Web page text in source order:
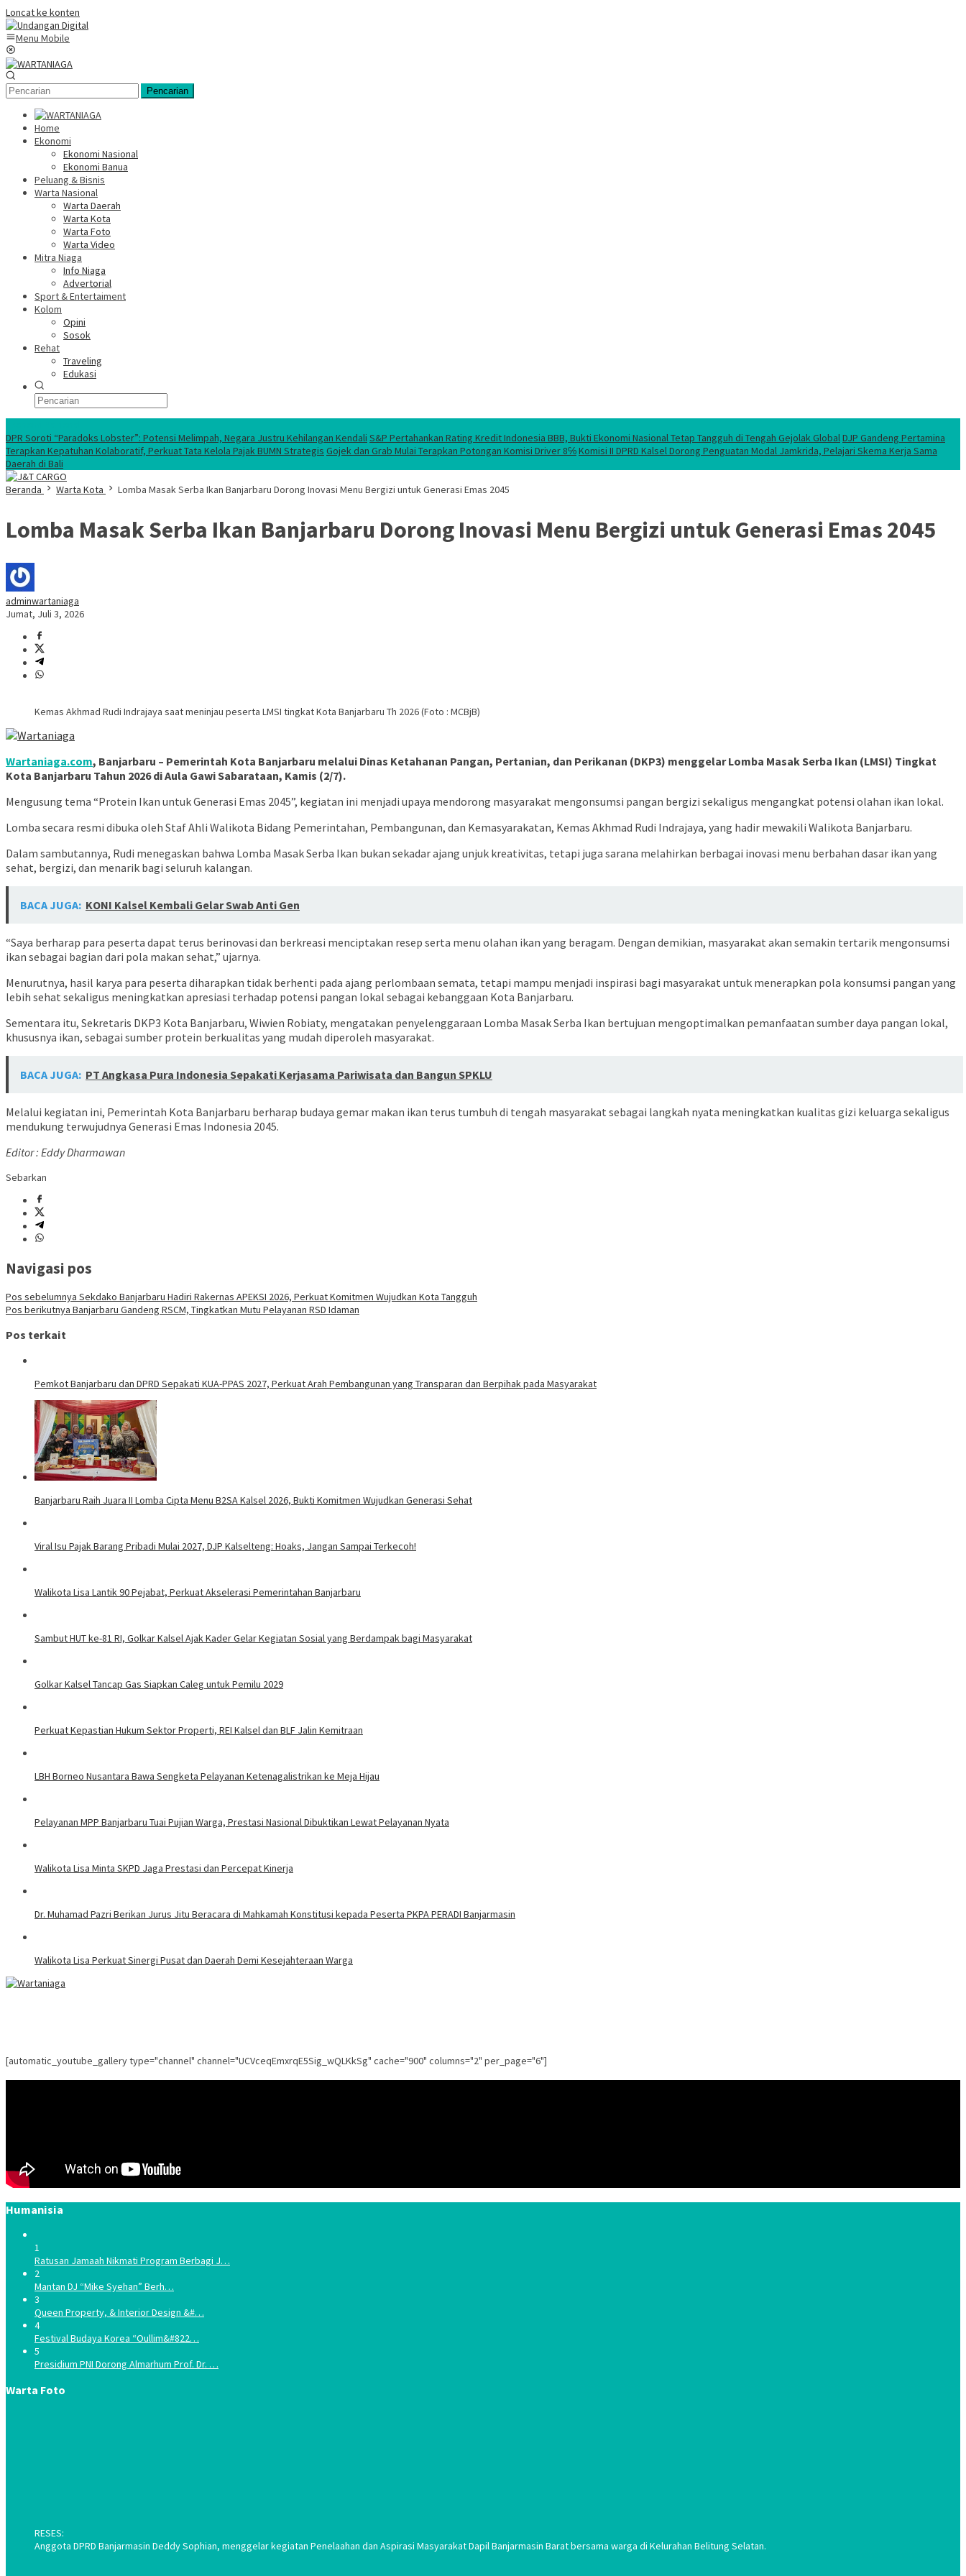
Loncat ke konten
Menu Mobile
Pencarian
Home
Ekonomi
Ekonomi Nasional
Ekonomi Banua
Peluang & Bisnis
Warta Nasional
Warta Daerah
Warta Kota
Warta Foto
Warta Video
Mitra Niaga
Info Niaga
Advertorial
Sport & Entertaiment
Kolom
Opini
Sosok
Rehat
Traveling
Edukasi
DPR Soroti “Paradoks Lobster”: Potensi Melimpah, Negara Justru Kehilangan Kendali S&P Pertahankan Rating Kredit Indonesia BBB, Bukti Ekonomi Nasional Tetap Tangguh di Tengah Gejolak GlobalDJP Gandeng Pertamina
Terapkan Kepatuhan Kolaboratif, Perkuat Tata Kelola Pajak BUMN Strategis Gojek dan Grab Mulai Terapkan Potongan Komisi Driver 8℅Komisi II DPRD Kalsel Dorong Penguatan Modal Jamkrida, Pelajari Skema Kerja Sama
Daerah di Bali
Beranda
Warta Kota Lomba Masak Serba Ikan Banjarbaru Dorong Inovasi Menu Bergizi untuk Generasi Emas 2045
Lomba Masak Serba Ikan Banjarbaru Dorong Inovasi Menu Bergizi untuk Generasi Emas 2045
adminwartaniaga
Jumat, Juli 3, 2026
Kemas Akhmad Rudi Indrajaya saat meninjau peserta LMSI tingkat Kota Banjarbaru Th 2026 (Foto : MCBjB)
Wartaniaga.com, Banjarbaru – Pemerintah Kota Banjarbaru melalui Dinas Ketahanan Pangan, Pertanian, dan Perikanan (DKP3) menggelar Lomba Masak Serba Ikan (LMSI) Tingkat
Kota Banjarbaru Tahun 2026 di Aula Gawi Sabarataan, Kamis (2/7).
Mengusung tema “Protein Ikan untuk Generasi Emas 2045”, kegiatan ini menjadi upaya mendorong masyarakat mengonsumsi pangan bergizi sekaligus mengangkat potensi olahan ikan lokal.
Lomba secara resmi dibuka oleh Staf Ahli Walikota Bidang Pemerintahan, Pembangunan, dan Kemasyarakatan, Kemas Akhmad Rudi Indrajaya, yang hadir mewakili Walikota Banjarbaru.
Dalam sambutannya, Rudi menegaskan bahwa Lomba Masak Serba Ikan bukan sekadar ajang unjuk kreativitas, tetapi juga sarana melahirkan berbagai inovasi menu berbahan dasar ikan yang
sehat, bergizi, dan menarik bagi seluruh kalangan.
BACA JUGA: KONI Kalsel Kembali Gelar Swab Anti Gen
“Saya berharap para peserta dapat terus berinovasi dan berkreasi menciptakan resep serta menu olahan ikan yang beragam. Dengan demikian, masyarakat akan semakin tertarik mengonsumsi
ikan sebagai bagian dari pola makan sehat,” ujarnya.
Menurutnya, hasil karya para peserta diharapkan tidak berhenti pada ajang perlombaan semata, tetapi mampu menjadi inspirasi bagi masyarakat untuk menerapkan pola konsumsi pangan yang
lebih sehat sekaligus meningkatkan apresiasi terhadap potensi pangan lokal sebagai kebanggaan Kota Banjarbaru.
Sementara itu, Sekretaris DKP3 Kota Banjarbaru, Wiwien Robiaty, mengatakan penyelenggaraan Lomba Masak Serba Ikan bertujuan mengoptimalkan pemanfaatan sumber daya pangan lokal,
khususnya ikan, sebagai sumber protein berkualitas yang mudah diperoleh masyarakat.
BACA JUGA: PT Angkasa Pura Indonesia Sepakati Kerjasama Pariwisata dan Bangun SPKLU
Melalui kegiatan ini, Pemerintah Kota Banjarbaru berharap budaya gemar makan ikan terus tumbuh di tengah masyarakat sebagai langkah nyata meningkatkan kualitas gizi keluarga sekaligus
mendukung terwujudnya Generasi Emas Indonesia 2045.
Editor : Eddy Dharmawan
Sebarkan
Navigasi pos
Pos sebelumnya Sekdako Banjarbaru Hadiri Rakernas APEKSI 2026, Perkuat Komitmen Wujudkan Kota Tangguh
Pos berikutnya Banjarbaru Gandeng RSCM, Tingkatkan Mutu Pelayanan RSD Idaman
Pos terkait
Pemkot Banjarbaru dan DPRD Sepakati KUA-PPAS 2027, Perkuat Arah Pembangunan yang Transparan dan Berpihak pada Masyarakat
Banjarbaru Raih Juara II Lomba Cipta Menu B2SA Kalsel 2026, Bukti Komitmen Wujudkan Generasi Sehat
Viral Isu Pajak Barang Pribadi Mulai 2027, DJP Kalselteng: Hoaks, Jangan Sampai Terkecoh!
Walikota Lisa Lantik 90 Pejabat, Perkuat Akselerasi Pemerintahan Banjarbaru
Sambut HUT ke-81 RI, Golkar Kalsel Ajak Kader Gelar Kegiatan Sosial yang Berdampak bagi Masyarakat
Golkar Kalsel Tancap Gas Siapkan Caleg untuk Pemilu 2029
Perkuat Kepastian Hukum Sektor Properti, REI Kalsel dan BLF Jalin Kemitraan
LBH Borneo Nusantara Bawa Sengketa Pelayanan Ketenagalistrikan ke Meja Hijau
Pelayanan MPP Banjarbaru Tuai Pujian Warga, Prestasi Nasional Dibuktikan Lewat Pelayanan Nyata
Walikota Lisa Minta SKPD Jaga Prestasi dan Percepat Kinerja
Dr. Muhamad Pazri Berikan Jurus Jitu Beracara di Mahkamah Konstitusi kepada Peserta PKPA PERADI Banjarmasin
Walikota Lisa Perkuat Sinergi Pusat dan Daerah Demi Kesejahteraan Warga
[automatic_youtube_gallery type="channel" channel="UCVceqEmxrqE5Sig_wQLKkSg" cache="900" columns="2" per_page="6"]
Humanisia
1
Ratusan Jamaah Nikmati Program Berbagi J…
2
Mantan DJ “Mike Syehan” Berh…
3
Queen Property, & Interior Design &#…
4
Festival Budaya Korea “Oullim&#822…
5
Presidium PNI Dorong Almarhum Prof. Dr. …
Warta Foto
RESES:
Anggota DPRD Banjarmasin Deddy Sophian, menggelar kegiatan Penelaahan dan Aspirasi Masyarakat Dapil Banjarmasin Barat bersama warga di Kelurahan Belitung Selatan.